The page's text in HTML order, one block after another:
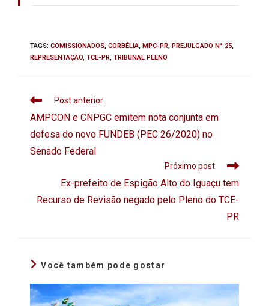
TAGS: COMISSIONADOS, CORBÉLIA, MPC-PR, PREJULGADO N° 25,
REPRESENTAÇÃO, TCE-PR, TRIBUNAL PLENO
Post anterior
AMPCON e CNPGC emitem nota conjunta em
defesa do novo FUNDEB (PEC 26/2020) no
Senado Federal
Próximo post
Ex-prefeito de Espigão Alto do Iguaçu tem
Recurso de Revisão negado pelo Pleno do TCE-
PR
Você também pode gostar